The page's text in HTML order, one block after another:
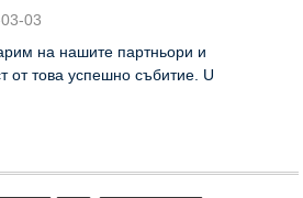
03
на нашите партньори и
от това успешно събитие. U